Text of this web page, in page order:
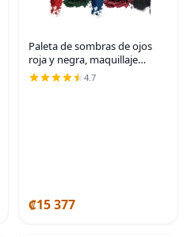
Paleta de sombras de ojos
roja y negra, maquillaje
gótico rojo de Halloween |
Paleta de sombras de ojos
4.7
₡15 377